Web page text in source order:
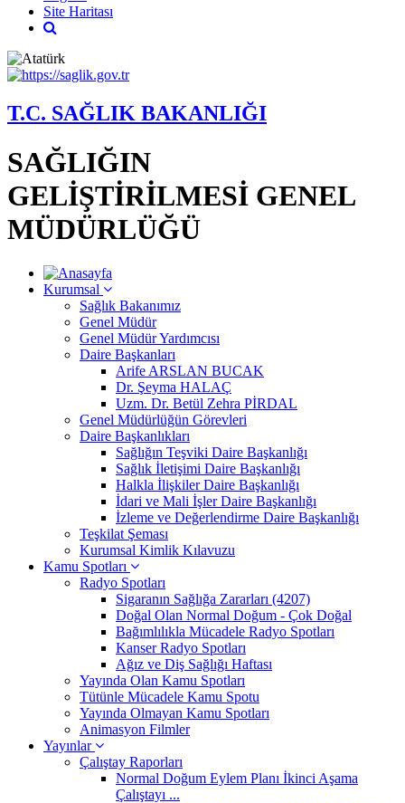
Site Haritası
T.C. SAĞLIK BAKANLIĞI
SAĞLIĞIN
GELİŞTİRİLMESİ GENEL
MÜDÜRLÜĞÜ
Kurumsal
Sağlık Bakanımız
Genel Müdür
Genel Müdür Yardımcısı
Daire Başkanları
Arife ARSLAN BUCAK
Dr. Şeyma HALAÇ
Uzm. Dr. Betül Zehra PİRDAL
Genel Müdürlüğün Görevleri
Daire Başkanlıkları
Sağlığın Teşviki Daire Başkanlığı
Sağlık İletişimi Daire Başkanlığı
Halkla İlişkiler Daire Başkanlığı
İdari ve Mali İşler Daire Başkanlığı
İzleme ve Değerlendirme Daire Başkanlığı
Teşkilat Şeması
Kurumsal Kimlik Kılavuzu
Kamu Spotları
Radyo Spotları
Sigaranın Sağlığa Zararları (4207)
Doğal Olan Normal Doğum - Çok Doğal
Bağımlılıkla Mücadele Radyo Spotları
Kanser Radyo Spotları
Ağız ve Diş Sağlığı Haftası
Yayında Olan Kamu Spotları
Tütünle Mücadele Kamu Spotu
Yayında Olmayan Kamu Spotları
Animasyon Filmler
Yayınlar
Çalıştay Raporları
Normal Doğum Eylem Planı İkinci Aşama
Çalıştayı ...